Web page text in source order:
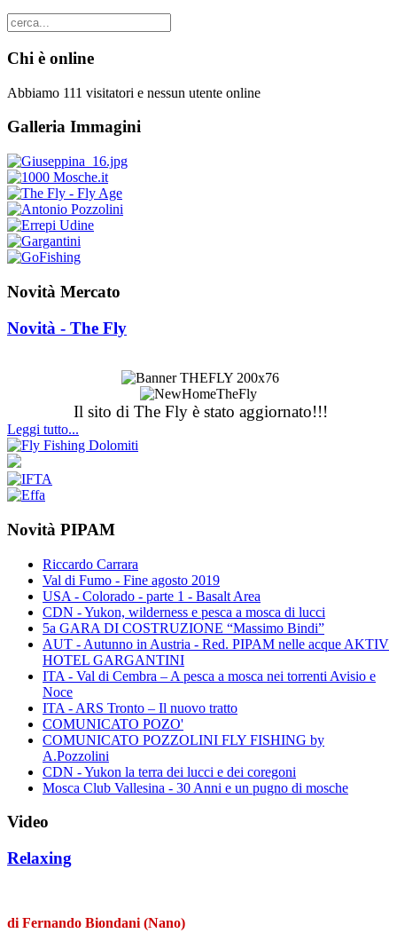
Chi è online
Abbiamo 111 visitatori e nessun utente online
Galleria Immagini
Novità Mercato
Novità - The Fly
Il sito di The Fly è stato aggiornato!!!
Leggi tutto...
Novità PIPAM
Riccardo Carrara
Val di Fumo - Fine agosto 2019
USA - Colorado - parte 1 - Basalt Area
CDN - Yukon, wilderness e pesca a mosca di lucci
5a GARA DI COSTRUZIONE “Massimo Bindi”
AUT - Autunno in Austria - Red. PIPAM nelle acque AKTIV
HOTEL GARGANTINI
ITA - Val di Cembra – A pesca a mosca nei torrenti Avisio e
Noce
ITA - ARS Tronto – Il nuovo tratto
COMUNICATO POZO'
COMUNICATO POZZOLINI FLY FISHING by
A.Pozzolini
CDN - Yukon la terra dei lucci e dei coregoni
Mosca Club Vallesina - 30 Anni e un pugno di mosche
Video
Relaxing
di Fernando Biondani (Nano)